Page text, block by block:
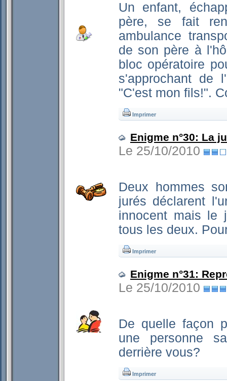
Un enfant,
père, se fait
ambulance
de son père à
bloc opératoire
s'approchant de
"C'est mon fils!".
Imprimer
Enigme n°30: La
Le 25/10/2010
Deux hommes
jurés déclarent
innocent mais le
tous les deux.
Imprimer
Enigme n°31:
Le 25/10/2010
De quelle façon
une personne
derrière vous?
Imprimer